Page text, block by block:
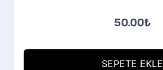
50.00₺
SEPETE EKLE